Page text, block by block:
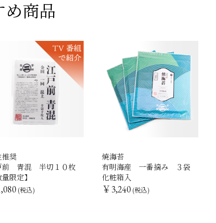
め商品
推奨
前 青混 半切１０枚
量限定】
(税込)
焼海苔
有明海産 一番摘み ３袋
化粧箱入
￥3,240(税込)